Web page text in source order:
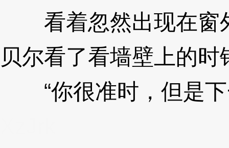
看着忽然出现在窗
贝尔看了看墙壁上的时
“你很准时，但是下